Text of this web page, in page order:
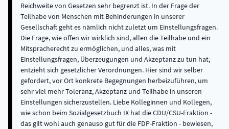
Reichweite von Gesetzen sehr begrenzt ist. In der Frage der
Teilhabe von Menschen mit Behinderungen in unserer
Gesellschaft geht es nämlich nicht zuletzt um Einstellungsfragen.
Die Frage, wie offen wir wirklich sind, allen die Teilhabe und ein
Mitspracherecht zu ermöglichen, und alles, was mit
Einstellungsfragen, Überzeugungen und Akzeptanz zu tun hat,
entzieht sich gesetzlicher Verordnungen. Hier sind wir selber
gefordert, vor Ort konkrete Begegnungen herbeizuführen, um
sehr viel mehr Toleranz, Akzeptanz und Teilhabe in unseren
Einstellungen sicherzustellen. Liebe Kolleginnen und Kollegen,
wie schon beim Sozialgesetzbuch IX hat die CDU/CSU-Fraktion -
das gilt wohl auch genauso gut für die FDP-Fraktion - bewiesen,